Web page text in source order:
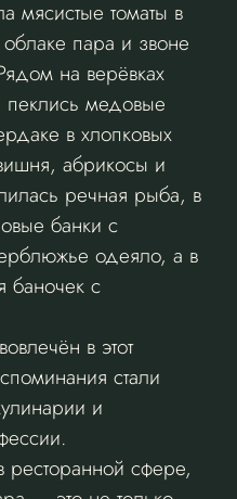
мясистые томаты в
пара и звоне
на верёвках
медовые
в хлопковых
абрикосы и
речная рыба, в
банки с
одеяло, а в
с
в этот
стали
и
ресторанной сфере,